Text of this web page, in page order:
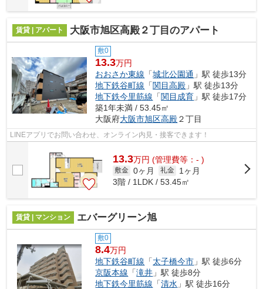
賃貸 | アパート 大阪市旭区高殿２丁目のアパート
敷0
13.3万円
おおさか東線 「城北公園通 」駅 徒歩13分
地下鉄谷町線 「関目高殿 」駅 徒歩13分
地下鉄今里筋線 「関目成育 」駅 徒歩17分
築1年未満 / 53.45㎡
大阪府大阪市旭区高殿２丁目
LINEアプリでお問い合わせ、オンライン内見・接客できます！
13.3万円 (管理費等：- )
敷金 0ヶ月 礼金
1ヶ月
3階 / 1LDK / 53.45㎡
賃貸 | マンション エバーグリーン旭
敷0
8.4万円
地下鉄谷町線 「太子橋今市 」駅 徒歩6分
京阪本線 「滝井 」駅 徒歩8分
地下鉄今里筋線 「清水 」駅 徒歩16分